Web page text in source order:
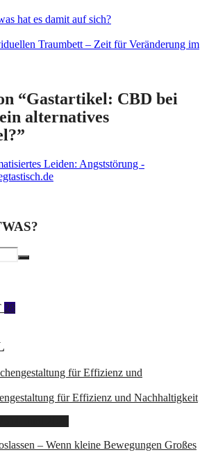
hat es damit auf sich?
Traumbett – Zeit für Veränderung im
“Gastartikel: CBD bei
alternatives
”
Leiden: Angststörung -
28
für Effizienz und Nachhaltigkeit